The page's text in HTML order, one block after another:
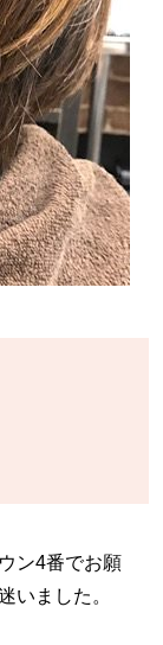
ン4番でお願
いました。